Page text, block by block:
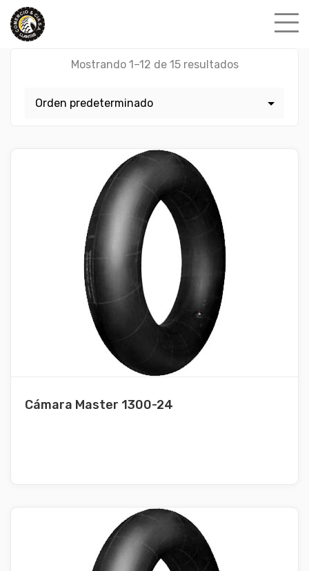
Skip
content
Mostrando 1–12 de 15 resultados
Cámara Master 1300-24